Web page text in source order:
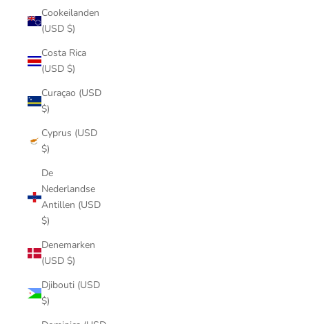
Cookeilanden
(USD $)
Costa Rica
(USD $)
Curaçao (USD
$)
Cyprus (USD
$)
De
Nederlandse
Antillen (USD
$)
Denemarken
(USD $)
Djibouti (USD
$)